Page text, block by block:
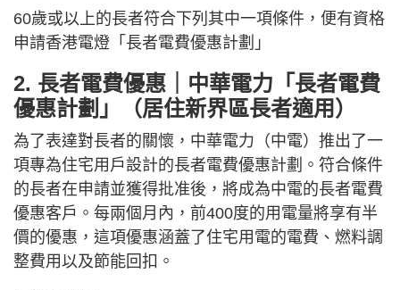
60歲或以上的長者符合下列其中一項條件，便有資格
申請香港電燈「長者電費優惠計劃」
2. 長者電費優惠｜中華電力「長者電費
優惠計劃」（居住新界區長者適用）
為了表達對長者的關懷，中華電力（中電）推出了一
項專為住宅用戶設計的長者電費優惠計劃。符合條件
的長者在申請並獲得批准後，將成為中電的長者電費
優惠客戶。每兩個月內，前400度的用電量將享有半
價的優惠，這項優惠涵蓋了住宅用電的電費、燃料調
整費用以及節能回扣。